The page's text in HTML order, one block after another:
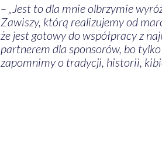
– „Jest to dla mnie olbrzymie
Zawiszy, którą realizujemy od
że jest gotowy do współpracy z
partnerem dla sponsorów, bo
zapomnimy o tradycji, historii,